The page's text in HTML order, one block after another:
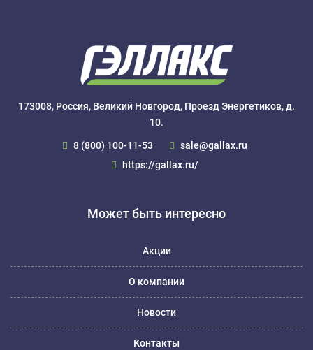
173008, Россия, Великий Новгород, Проезд Энергетиков, д.
10.
8 (800) 100-11-53
sale@gallax.ru
https://gallax.ru/
Может быть интересно
Акции
О компании
Новости
Контакты